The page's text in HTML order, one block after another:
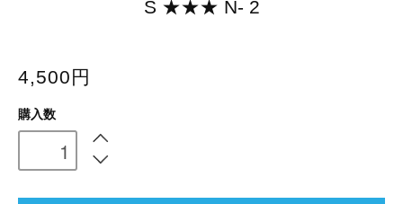
S ★★★ N- 2
4,500円
購入数